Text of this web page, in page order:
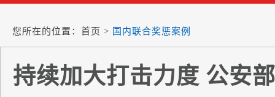
您所在的位置： 首页 > 国内联合奖惩案例
持续加大打击力度 公安